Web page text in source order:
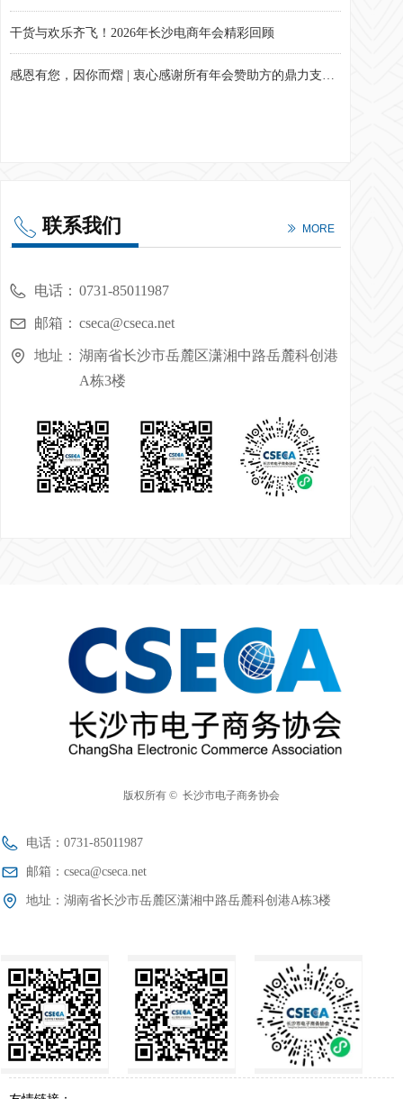
干货与欢乐齐飞！2026年长沙电商年会精彩回顾
联系我们 ꅀ MORE
ꂅ
电话： 0731-85011987
邮箱： cseca@cseca.net
地址： 湖南省长沙市岳麓区潇湘中路岳麓科创港
A栋3楼
版权所有 © 长沙市电子商务协会
电话： 0731-85011987
邮箱： cseca@cseca.net
地址： 湖南省长沙市岳麓区潇湘中路岳麓科创港A栋3楼